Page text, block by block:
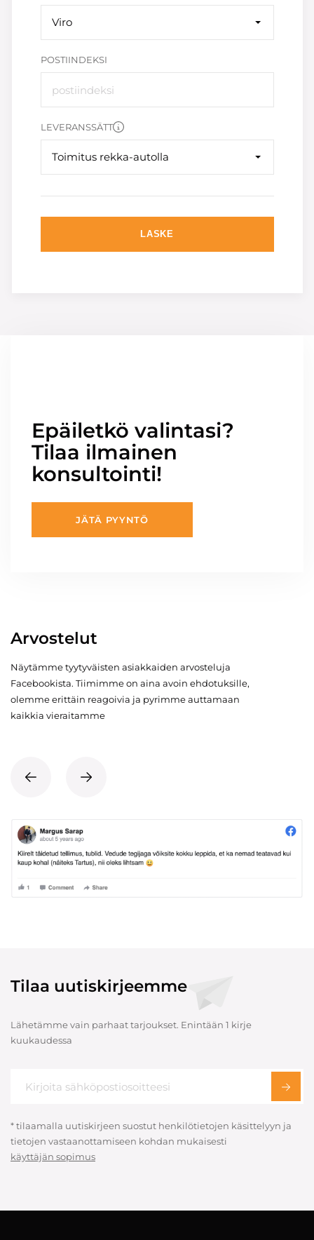
Viro
POSTIINDEKSI
LEVERANSSÄTT
Toimitus rekka-autolla
LASKE
Epäiletkö valintasi?
Tilaa ilmainen
konsultointi!
JÄTÄ PYYNTÖ
Arvostelut
Näytämme tyytyväisten asiakkaiden arvosteluja
Facebookista. Tiimimme on aina avoin ehdotuksille,
olemme erittäin reagoivia ja pyrimme auttamaan
kaikkia vieraitamme
Tilaa uutiskirjeemme
Lähetämme vain parhaat tarjoukset. Enintään 1 kirje
kuukaudessa
* tilaamalla uutiskirjeen suostut henkilötietojen käsittelyyn ja
tietojen vastaanottamiseen kohdan mukaisesti
käyttäjän sopimus